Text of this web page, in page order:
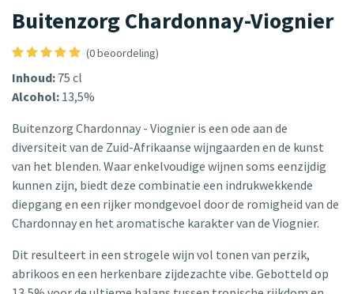
Buitenzorg Chardonnay-Viognier
(0 beoordeling)
Inhoud: 75 cl
Alcohol: 13,5%
Buitenzorg Chardonnay - Viognier is een ode aan de
diversiteit van de Zuid-Afrikaanse wijngaarden en de kunst
van het blenden. Waar enkelvoudige wijnen soms eenzijdig
kunnen zijn, biedt deze combinatie een indrukwekkende
diepgang en een rijker mondgevoel door de romigheid van de
Chardonnay en het aromatische karakter van de Viognier.
Dit resulteert in een strogele wijn vol tonen van perzik,
abrikoos en een herkenbare zijdezachte vibe. Gebotteld op